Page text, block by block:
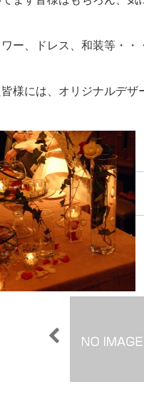
ー、ドレス、和装等・・
様には、オリジナルデザ